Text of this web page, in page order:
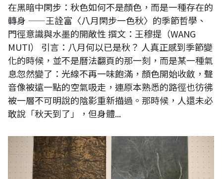
在黑暗中閑步：秋色如何不是顏色，而是一種存在的
轉身 ——王詮富〈八月閑步一色秋〉的季節哲學、
門徑意識與水墨的開敞性 撰文：王穆提（WANG
MUTI） 引言：八月何以已是秋？ 人真正感到季節變
化的時候，並不是曆法翻頁的那一刻，而是某一種氣
息忽然變了：光線不再一味飽滿，顏色開始收斂，聲
音像被遠一點的空氣吸走，連原本熟悉的路徑也彷彿
被一層不可明說的陰影重新描過。那時候，人還未必
敢說「秋天到了」，但身體...